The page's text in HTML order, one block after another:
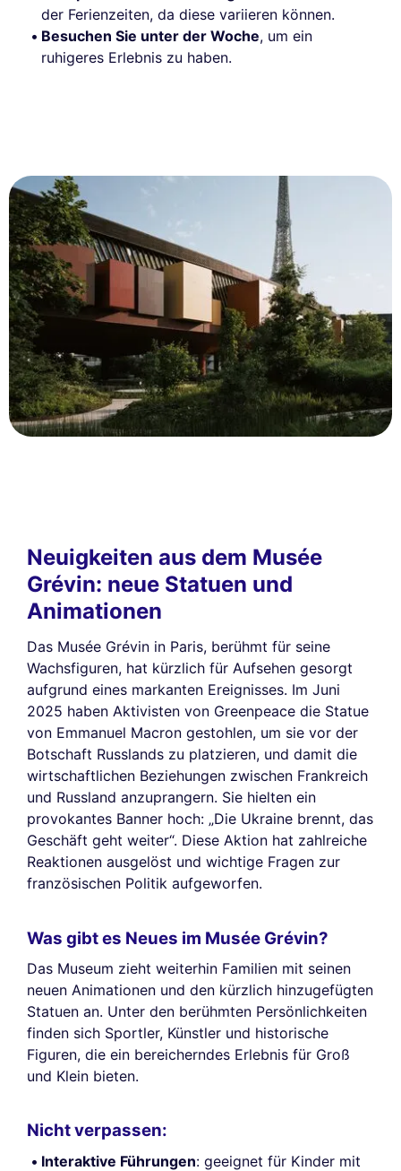
der Ferienzeiten, da diese variieren können.
Besuchen Sie unter der Woche, um ein
ruhigeres Erlebnis zu haben.
Neuigkeiten aus dem Musée
Grévin: neue Statuen und
Animationen
Das Musée Grévin in Paris, berühmt für seine
Wachsfiguren, hat kürzlich für Aufsehen gesorgt
aufgrund eines markanten Ereignisses. Im Juni
2025 haben Aktivisten von Greenpeace die Statue
von Emmanuel Macron gestohlen, um sie vor der
Botschaft Russlands zu platzieren, und damit die
wirtschaftlichen Beziehungen zwischen Frankreich
und Russland anzuprangern. Sie hielten ein
provokantes Banner hoch: „Die Ukraine brennt, das
Geschäft geht weiter“. Diese Aktion hat zahlreiche
Reaktionen ausgelöst und wichtige Fragen zur
französischen Politik aufgeworfen.
Was gibt es Neues im Musée Grévin?
Das Museum zieht weiterhin Familien mit seinen
neuen Animationen und den kürzlich hinzugefügten
Statuen an. Unter den berühmten Persönlichkeiten
finden sich Sportler, Künstler und historische
Figuren, die ein bereicherndes Erlebnis für Groß
und Klein bieten.
Nicht verpassen:
Interaktive Führungen: geeignet für Kinder mit